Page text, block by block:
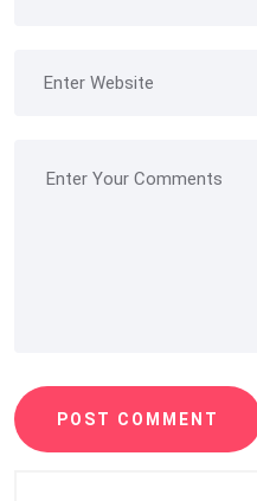
POST COMMENT